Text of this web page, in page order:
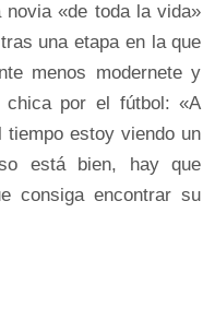
«de toda la vida»
una etapa en la que
menos modernete y
chica por el fútbol: «A
estoy viendo un
está bien, hay que
consiga encontrar su